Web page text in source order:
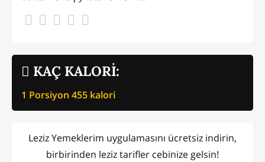
KAÇ KALORİ:
1 Porsiyon 455 kalori
Leziz Yemeklerim uygulamasını ücretsiz indirin,
birbirinden leziz tarifler cebinize gelsin!